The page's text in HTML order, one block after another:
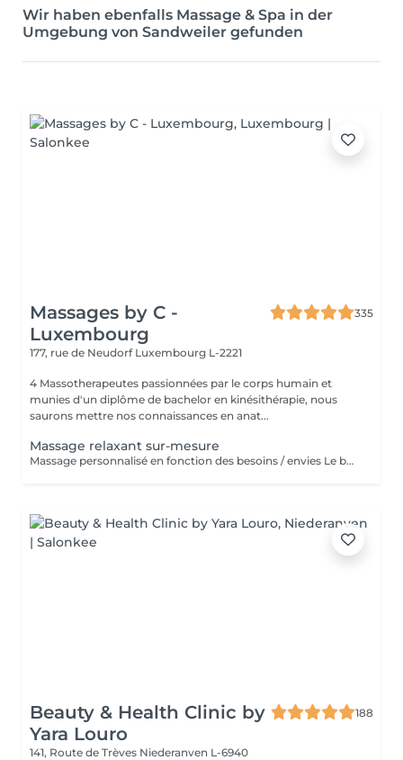
Wir haben ebenfalls Massage & Spa in der
Umgebung von Sandweiler gefunden
Massages by C -
Luxembourg
335
177, rue de Neudorf Luxembourg L-2221
4 Massotherapeutes passionnées par le corps humain et
munies d'un diplôme de bachelor en kinésithérapie, nous
saurons mettre nos connaissances en anat...
Massage relaxant sur-mesure
Massage personnalisé en fonction des besoins / envies Le but de ce massage sera la détente et la relaxation, le rythme sera plutôt lent et la pression modérée
Beauty & Health Clinic by
Yara Louro
188
141, Route de Trèves Niederanven L-6940